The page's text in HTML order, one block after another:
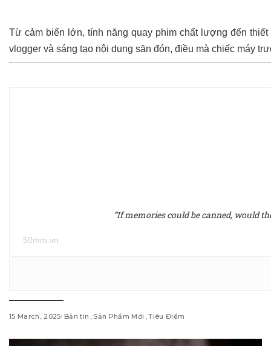
Từ cảm biến lớn, tính năng quay phim chất lượng đến
vlogger và sáng tạo nội dung săn đón, điều mà chiếc máy
“If memories could be canned, would
50mm.vn
15 March, 2025 Bản tin Sản Phẩm Mới Tiêu Điểm